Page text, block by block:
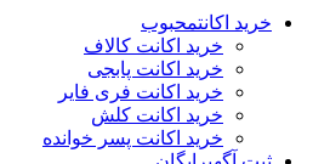
خرید اکانتمحبوب
خرید اکانت کالاف
خرید اکانت پابجی
خرید اکانت فری فایر
خرید اکانت کلش
خرید اکانت پسر خوانده